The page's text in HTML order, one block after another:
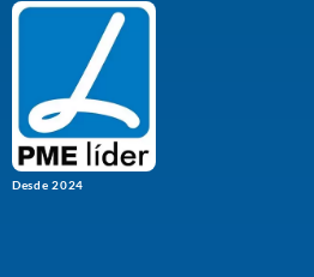
Desde 2024